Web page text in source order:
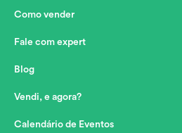
Como vender
Fale com expert
Blog
Vendi, e agora?
Calendário de Eventos